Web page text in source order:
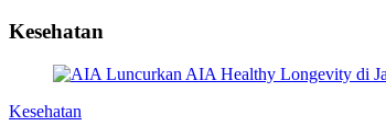
Kesehatan
Kesehatan